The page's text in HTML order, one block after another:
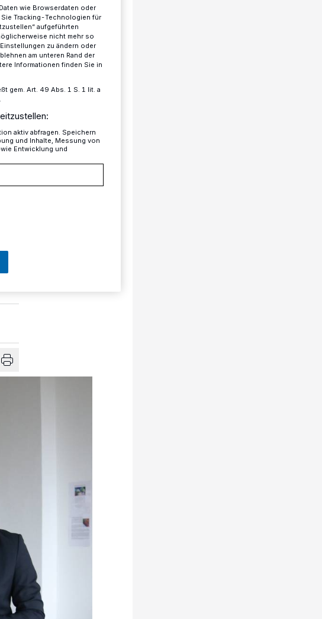
wie Browserdaten oder
Sie Tracking-Technologien für
aufgeführten
nicht mehr so
zu ändern oder
am unteren Rand der
Informationen finden Sie in
gem. Art. 49 Abs. 1 S. 1 lit. a
aktiv abfragen. Speichern
und Inhalte, Messung von
Entwicklung und